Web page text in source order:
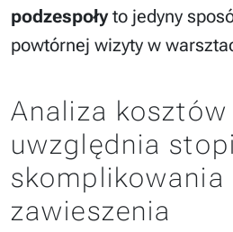
podzespoły to jedyny
powtórnej wizyty w
Analiza
uwzględnia
zawieszenia